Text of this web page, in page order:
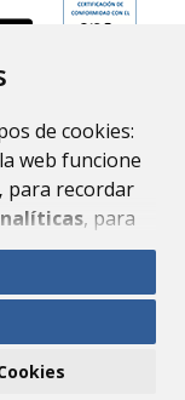
de cookies:
web funcione
para recordar
, para
sus servicios.
todas”
el botón
técnicas